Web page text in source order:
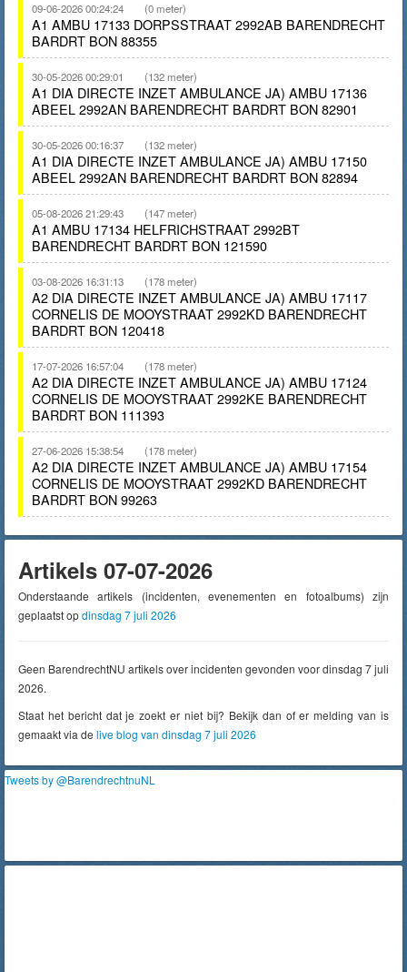
09-06-2026 00:24:24 (0 meter)
A1 AMBU 17133 DORPSSTRAAT 2992AB BARENDRECHT
BARDRT BON 88355
30-05-2026 00:29:01 (132 meter)
A1 DIA DIRECTE INZET AMBULANCE JA) AMBU 17136
ABEEL 2992AN BARENDRECHT BARDRT BON 82901
30-05-2026 00:16:37 (132 meter)
A1 DIA DIRECTE INZET AMBULANCE JA) AMBU 17150
ABEEL 2992AN BARENDRECHT BARDRT BON 82894
05-08-2026 21:29:43 (147 meter)
A1 AMBU 17134 HELFRICHSTRAAT 2992BT
BARENDRECHT BARDRT BON 121590
03-08-2026 16:31:13 (178 meter)
A2 DIA DIRECTE INZET AMBULANCE JA) AMBU 17117
CORNELIS DE MOOYSTRAAT 2992KD BARENDRECHT
BARDRT BON 120418
17-07-2026 16:57:04 (178 meter)
A2 DIA DIRECTE INZET AMBULANCE JA) AMBU 17124
CORNELIS DE MOOYSTRAAT 2992KE BARENDRECHT
BARDRT BON 111393
27-06-2026 15:38:54 (178 meter)
A2 DIA DIRECTE INZET AMBULANCE JA) AMBU 17154
CORNELIS DE MOOYSTRAAT 2992KD BARENDRECHT
BARDRT BON 99263
Artikels 07-07-2026
Onderstaande artikels (incidenten, evenementen en fotoalbums) zijn
geplaatst opdinsdag 7 juli 2026
Geen BarendrechtNU artikels over incidenten gevonden voor dinsdag 7 juli
2026.
Staat het bericht dat je zoekt er niet bij? Bekijk dan of er melding van is
gemaakt via de live blog van dinsdag 7 juli 2026
Tweets by @BarendrechtnuNL